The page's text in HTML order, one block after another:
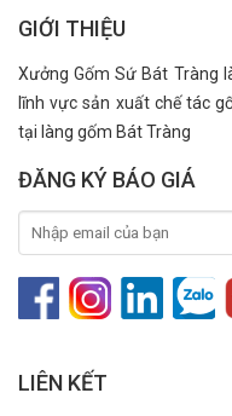
GIỚI THIỆU
Xưởng Gốm Sứ Bát Tràng
lĩnh vực sản xuất chế tác
tại làng gốm Bát Tràng
ĐĂNG KÝ BÁO GIÁ
LIÊN KẾT